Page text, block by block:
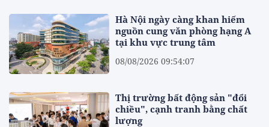
Hà Nội ngày càng khan hiếm
nguồn cung văn phòng hạng A
tại khu vực trung tâm
08/08/2026 09:54:07
Thị trường bất động sản "đổi
chiều", cạnh tranh bằng chất
lượng